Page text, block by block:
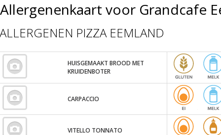
Allergenenkaart voor Grandcafe
ALLERGENEN PIZZA EEMLAND
HUISGEMAAKT BROOD MET
KRUIDENBOTER
CARPACCIO
VITELLO TONNATO